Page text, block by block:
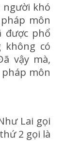
người khó
môn
được phổ
không có
vậy mà,
môn
Lai gọi
2 gọi là